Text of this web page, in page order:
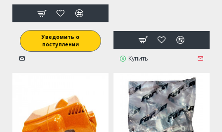
Уведомить о
поступлении
Купить